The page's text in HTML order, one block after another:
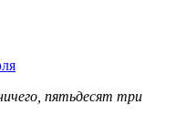
пятьдесят три